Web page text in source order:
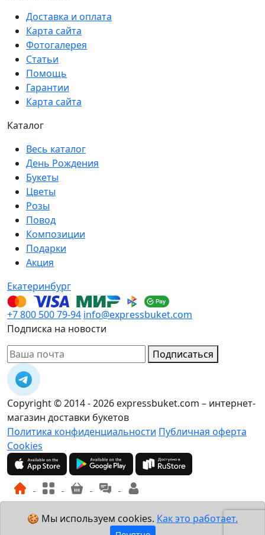
Доставка и оплата
Карта сайта
Фотогалерея
Статьи
Помощь
Гарантии
Карта сайта
Каталог
Весь каталог
День Рождения
Букеты
Цветы
Розы
Повод
Композиции
Подарки
Акция
Екатеринбург
+7 800 500 79-94 info@expressbuket.com
Подписка на новости
Подписаться
Copyright © 2014 - 2026 expressbuket.com – интернет-
магазин доставки букетов
Политика конфиденциальности Публичная оферта
Cookies
🍪 Мы используем cookies. Как это работает.